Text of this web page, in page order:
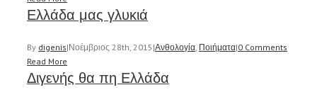
Ελλάδα μας γλυκιά
By digenis|Νοέμβριος 28th, 2015 |Ανθολογία Ποιήματα|0 Comments
Read More
Διγενής θα πη Ελλάδα